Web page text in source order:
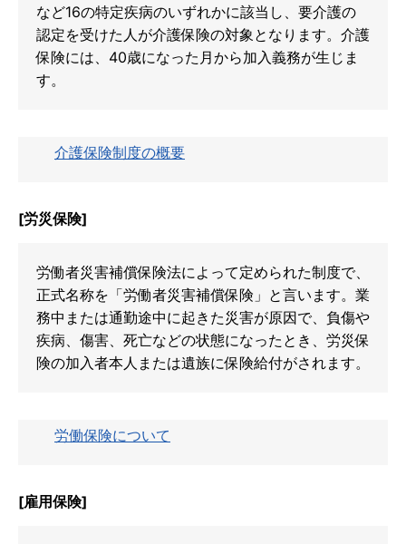
など16の特定疾病のいずれかに該当し、要介護の
認定を受けた人が介護保険の対象となります。介護
保険には、40歳になった月から加入義務が生じま
す。
介護保険制度の概要
[労災保険]
労働者災害補償保険法によって定められた制度で、
正式名称を「労働者災害補償保険」と言います。業
務中または通勤途中に起きた災害が原因で、負傷や
疾病、傷害、死亡などの状態になったとき、労災保
険の加入者本人または遺族に保険給付がされます。
労働保険について
[雇用保険]